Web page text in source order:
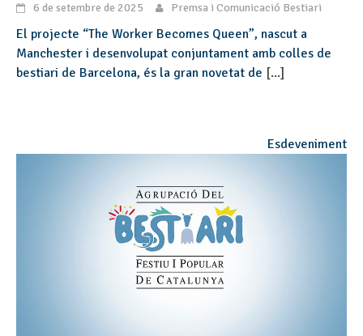
6 de setembre de 2025 Premsa i Comunicació Bestiari
El projecte “The Worker Becomes Queen”, nascut a
Manchester i desenvolupat conjuntament amb colles de
bestiari de Barcelona, és la gran novetat de [...]
Esdeveniment